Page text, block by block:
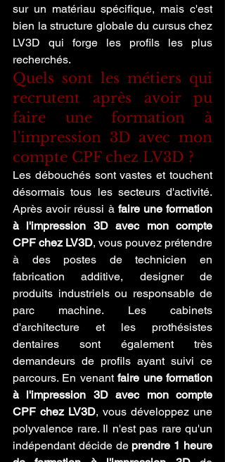
sur un matériau spécifique, mais c'est
bien la structure globale du cursus chez
LV3D qui forge les profils les plus
recherchés.
Quels sont les métiers qui
recrutent après avoir pu
faire une formation à
l'impression 3D avec mon
compte CPF chez LV3D ?
Les débouchés sont vastes et touchent
désormais tous les secteurs d'activité.
Après avoir réussi à faire une formation
à l'impression 3D avec mon compte
CPF chez LV3D, vous pouvez prétendre
à des postes de technicien en
fabrication additive, designer de
produits industriels ou responsable de
parc machine. Les cabinets
d'architecture et les prothésistes
dentaires sont également très
demandeurs de profils ayant suivi ce
parcours. En venant faire une formation
à l'impression 3D avec mon compte
CPF chez LV3D, vous développez une
polyvalence rare. Il n'est pas rare qu'un
indépendant décide de prendre 1 heure